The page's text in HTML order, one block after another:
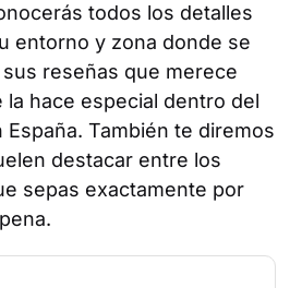
todos los detalles
entorno y zona donde se
reseñas que merece
la hace especial dentro del
También te diremos
destacar entre los
sepas exactamente por